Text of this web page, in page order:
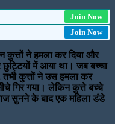
Join Now
Join Now
ने हमला कर दिया और
छुट्टियों में आया था। जब बच्चा
कुत्तों ने उस हमला कर
गिर गया। लेकिन कुत्ते बच्चे
सुनने के बाद एक महिला डंडे